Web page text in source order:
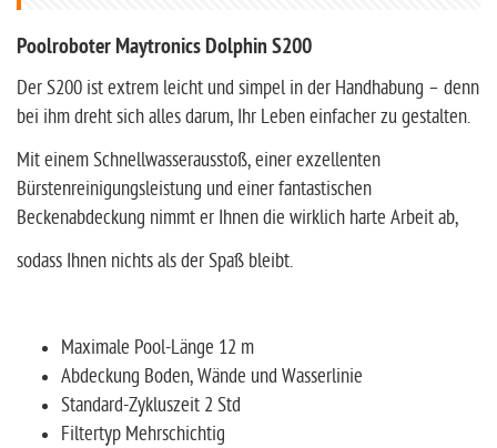
Poolroboter Maytronics Dolphin S200
Der S200 ist extrem leicht und simpel in der Handhabung – denn
bei ihm dreht sich alles darum, Ihr Leben einfacher zu gestalten.
Mit einem Schnellwasserausstoß, einer exzellenten
Bürstenreinigungsleistung und einer fantastischen
Beckenabdeckung nimmt er Ihnen die wirklich harte Arbeit ab,
sodass Ihnen nichts als der Spaß bleibt.
Maximale Pool-Länge 12 m
Abdeckung Boden, Wände und Wasserlinie
Standard-Zykluszeit 2 Std
Filtertyp Mehrschichtig